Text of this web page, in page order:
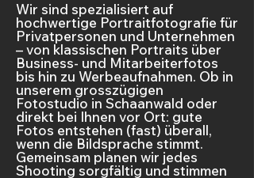
Wir sind spezialisiert auf
hochwertige Portraitfotografie für
Privatpersonen und Unternehmen
– von klassischen Portraits über
Business- und Mitarbeiterfotos
bis hin zu Werbeaufnahmen. Ob in
unserem grosszügigen
Fotostudio in Schaanwald oder
direkt bei Ihnen vor Ort: gute
Fotos entstehen (fast) überall,
wenn die Bildsprache stimmt.
Gemeinsam planen wir jedes
Shooting sorgfältig und stimmen